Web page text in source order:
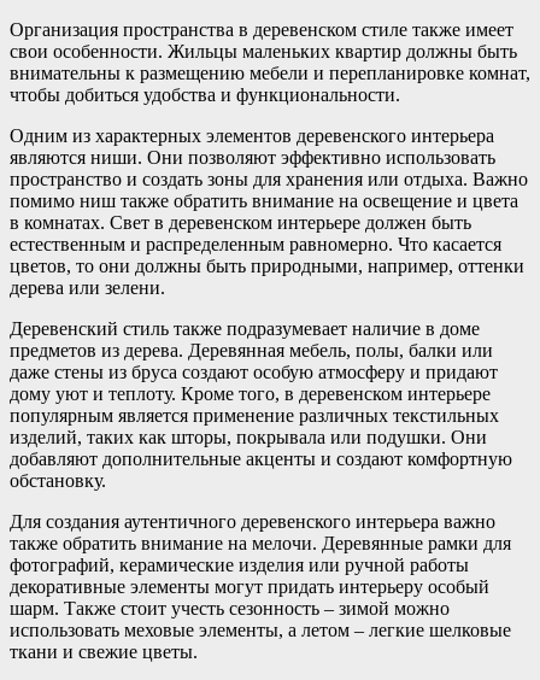
Организация пространства в деревенском стиле также имеет
свои особенности. Жильцы маленьких квартир должны быть
внимательны к размещению мебели и перепланировке комнат,
чтобы добиться удобства и функциональности.
Одним из характерных элементов деревенского интерьера
являются ниши. Они позволяют эффективно использовать
пространство и создать зоны для хранения или отдыха. Важно
помимо ниш также обратить внимание на освещение и цвета
в комнатах. Свет в деревенском интерьере должен быть
естественным и распределенным равномерно. Что касается
цветов, то они должны быть природными, например, оттенки
дерева или зелени.
Деревенский стиль также подразумевает наличие в доме
предметов из дерева. Деревянная мебель, полы, балки или
даже стены из бруса создают особую атмосферу и придают
дому уют и теплоту. Кроме того, в деревенском интерьере
популярным является применение различных текстильных
изделий, таких как шторы, покрывала или подушки. Они
добавляют дополнительные акценты и создают комфортную
обстановку.
Для создания аутентичного деревенского интерьера важно
также обратить внимание на мелочи. Деревянные рамки для
фотографий, керамические изделия или ручной работы
декоративные элементы могут придать интерьеру особый
шарм. Также стоит учесть сезонность – зимой можно
использовать меховые элементы, а летом – легкие шелковые
ткани и свежие цветы.